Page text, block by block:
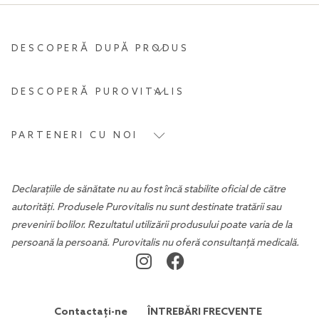
DESCOPERĂ DUPĂ PRODUS
DESCOPERĂ PUROVITALIS
PARTENERI CU NOI
Declarațiile de sănătate nu au fost încă stabilite oficial de către
autorități. Produsele Purovitalis nu sunt destinate tratării sau
prevenirii bolilor. Rezultatul utilizării produsului poate varia de la
persoană la persoană. Purovitalis nu oferă consultanță medicală.
Contactați-ne ÎNTREBĂRI FRECVENTE